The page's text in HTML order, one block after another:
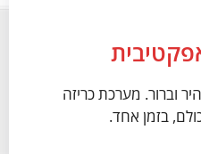
וברור. מערכת כריזה
בזמן אחד.